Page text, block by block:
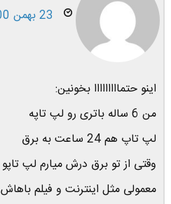
23 بهمن 1400
اینو حتمااااااااا بخونین:
من 6 ساله باتری رو لپ تاپه
لپ تاپ هم 24 ساعت به برق
وقتی از تو برق درش میارم لپ
معمولی مثل اینترنت و فیلم